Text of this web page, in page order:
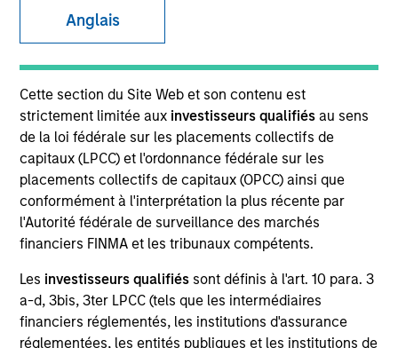
Anglais
Cette section du Site Web et son contenu est
strictement limitée aux investisseurs qualifiésau sens
de la loi fédérale sur les placements collectifs de
capitaux (LPCC) et l'ordonnance fédérale sur les
placements collectifs de capitaux (OPCC) ainsi que
conformément à l'interprétation la plus récente par
l'Autorité fédérale de surveillance des marchés
financiers FINMA et les tribunaux compétents.
Les investisseurs qualifiés sont définis à l'art. 10 para. 3
a-d, 3bis, 3ter LPCC (tels que les intermédiaires
financiers réglementés, les institutions d'assurance
réglementées, les entités publiques et les institutions de
Healthcare
COUNTRY
United States
Invested on
Jul 2004